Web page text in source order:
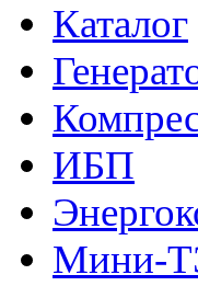
Каталог
ИБП
Мини-